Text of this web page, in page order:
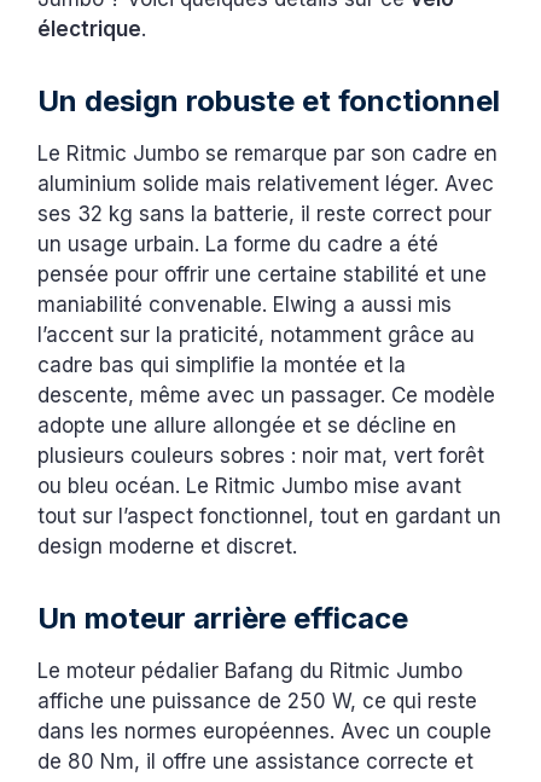
électrique.
Un design robuste et fonctionnel
Le Ritmic Jumbo se remarque par son cadre en
aluminium solide mais relativement léger. Avec
ses 32 kg sans la batterie, il reste correct pour
un usage urbain. La forme du cadre a été
pensée pour offrir une certaine stabilité et une
maniabilité convenable. Elwing a aussi mis
l’accent sur la praticité, notamment grâce au
cadre bas qui simplifie la montée et la
descente, même avec un passager. Ce modèle
adopte une allure allongée et se décline en
plusieurs couleurs sobres : noir mat, vert forêt
ou bleu océan. Le Ritmic Jumbo mise avant
tout sur l’aspect fonctionnel, tout en gardant un
design moderne et discret.
Un moteur arrière efficace
Le moteur pédalier Bafang du Ritmic Jumbo
affiche une puissance de 250 W, ce qui reste
dans les normes européennes. Avec un couple
de 80 Nm, il offre une assistance correcte et